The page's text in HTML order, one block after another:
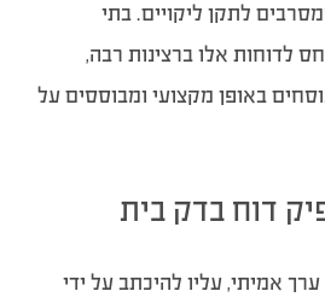
לתקן ליקויים. בתי
לדוחות אלו ברצינות רבה,
באופן מקצועי ומבוססים על
דוח בדק בית
אמיתי, עליו להיכתב על ידי